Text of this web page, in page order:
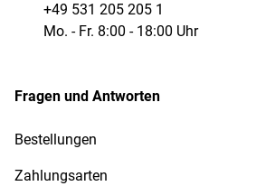
+49 531 205 205 1
Mo. - Fr. 8:00 - 18:00 Uhr
Fragen und Antworten
Bestellungen
Zahlungsarten